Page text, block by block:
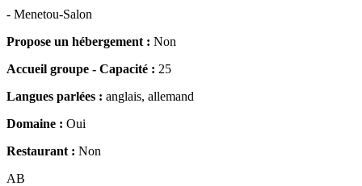
- Menetou-Salon
Propose un hébergement : Non
Accueil groupe - Capacité : 25
Langues parlées : anglais, allemand
Domaine : Oui
Restaurant : Non
AB